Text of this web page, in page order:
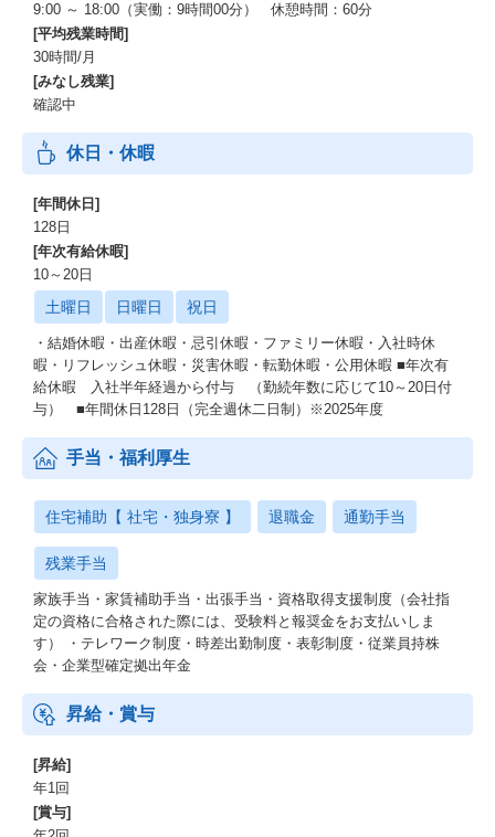
9:00 ～ 18:00（実働：9時間00分） 休憩時間：60分
[平均残業時間]
30時間/月
[みなし残業]
確認中
休日・休暇
[年間休日]
128日
[年次有給休暇]
10～20日
土曜日 日曜日 祝日
・結婚休暇・出産休暇・忌引休暇・ファミリー休暇・入社時休
暇・リフレッシュ休暇・災害休暇・転勤休暇・公用休暇 ■年次有
給休暇 入社半年経過から付与 （勤続年数に応じて10～20日付
与） ■年間休日128日（完全週休二日制）※2025年度
手当・福利厚生
住宅補助【 社宅・独身寮 】 退職金 通勤手当
残業手当
家族手当・家賃補助手当・出張手当・資格取得支援制度（会社指
定の資格に合格された際には、受験料と報奨金をお支払いしま
す） ・テレワーク制度・時差出勤制度・表彰制度・従業員持株
会・企業型確定拠出年金
昇給・賞与
[昇給]
年1回
[賞与]